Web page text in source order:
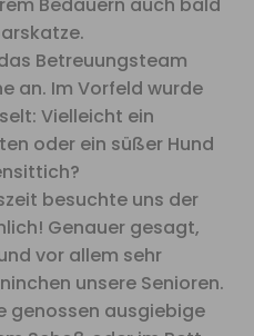
Betreuungsteam
an. Im Vorfeld wurde
Vielleicht ein
oder ein süßer Hund
besuchte uns der
Genauer gesagt,
vor allem sehr
unsere Senioren.
genossen ausgiebige